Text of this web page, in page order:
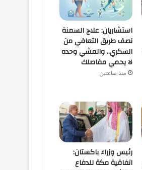
استشاريان: علاج السمنة
نصف طريق التعافي من
السكري.. والمشي وحده
لا يحمي مفاصلك
منذ ساعتين
رئيس وزراء باكستان:
اتفاقية مكة للدفاع